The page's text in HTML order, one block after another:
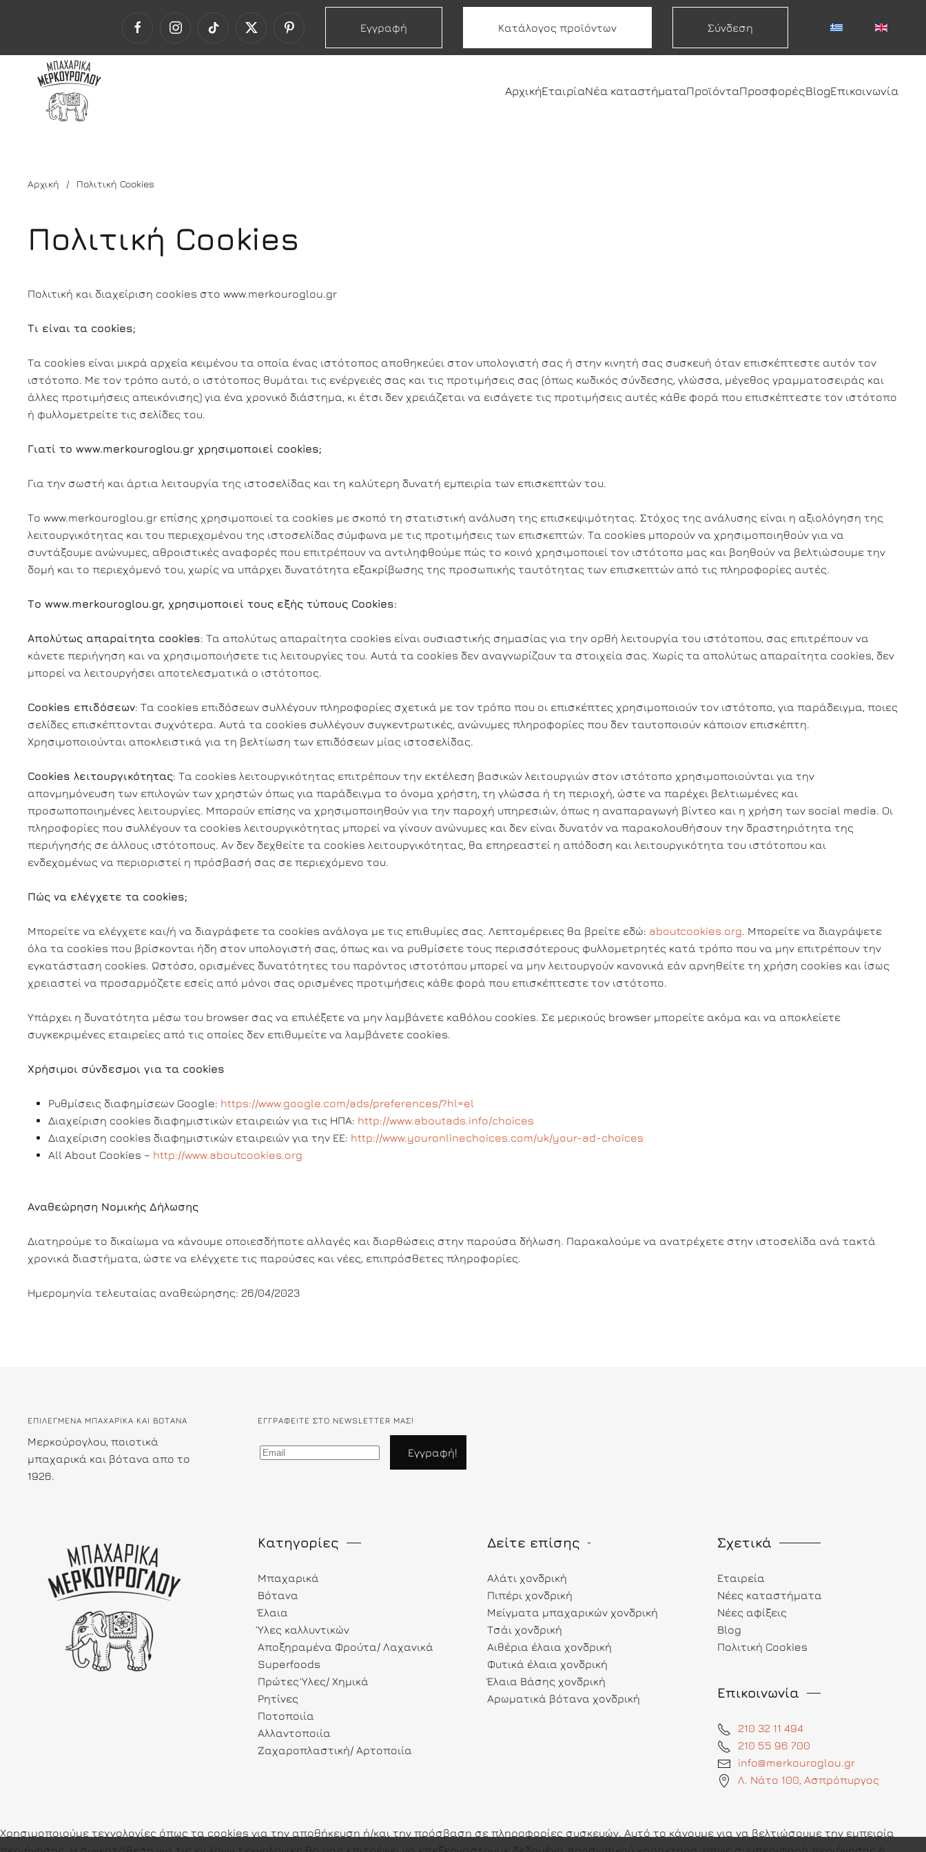
Εγγραφή Κατάλογος προϊόντων Σύνδεση
ΑρχικήΕταιρίαΝέα καταστήματαΠροϊόνταΠροσφορέςBlogΕπικοινωνία
Αρχική Πολιτική Cookies
Πολιτική Cookies
Πολιτική και διαχείριση cookies στο www.merkouroglou.gr
Τι είναι τα cookies;
Τα cookies είναι μικρά αρχεία κειμένου τα οποία ένας ιστότοπος αποθηκεύει στον υπολογιστή σας ή στην κινητή σας συσκευή όταν επισκέπτεστε αυτόν τον
ιστότοπο. Με τον τρόπο αυτό, ο ιστότοπος θυμάται τις ενέργειές σας και τις προτιμήσεις σας (όπως κωδικός σύνδεσης, γλώσσα, μέγεθος γραμματοσειράς και
άλλες προτιμήσεις απεικόνισης) για ένα χρονικό διάστημα, κι έτσι δεν χρειάζεται να εισάγετε τις προτιμήσεις αυτές κάθε φορά που επισκέπτεστε τον ιστότοπο
ή φυλλομετρείτε τις σελίδες του.
Γιατί το www.merkouroglou.gr χρησιμοποιεί cookies;
Για την σωστή και άρτια λειτουργία της ιστοσελίδας και τη καλύτερη δυνατή εμπειρία των επισκεπτών του.
Το www.merkouroglou.gr επίσης χρησιμοποιεί τα cookies με σκοπό τη στατιστική ανάλυση της επισκεψιμότητας. Στόχος της ανάλυσης είναι η αξιολόγηση της
λειτουργικότητας και του περιεχομένου της ιστοσελίδας σύμφωνα με τις προτιμήσεις των επισκεπτών. Τα cookies μπορούν να χρησιμοποιηθούν για να
συντάξουμε ανώνυμες, αθροιστικές αναφορές που επιτρέπουν να αντιληφθούμε πώς το κοινό χρησιμοποιεί τον ιστότοπο μας και βοηθούν να βελτιώσουμε την
δομή και το περιεχόμενό του, χωρίς να υπάρχει δυνατότητα εξακρίβωσης της προσωπικής ταυτότητας των επισκεπτών από τις πληροφορίες αυτές.
Το www.merkouroglou.gr, χρησιμοποιεί τους εξής τύπους Cookies:
Απολύτως απαραίτητα cookies: Τα απολύτως απαραίτητα cookies είναι ουσιαστικής σημασίας για την ορθή λειτουργία του ιστότοπου, σας επιτρέπουν να
κάνετε περιήγηση και να χρησιμοποιήσετε τις λειτουργίες του. Αυτά τα cookies δεν αναγνωρίζουν τα στοιχεία σας. Χωρίς τα απολύτως απαραίτητα cookies, δεν
μπορεί να λειτουργήσει αποτελεσματικά ο ιστότοπος.
Cookies επιδόσεων: Τα cookies επιδόσεων συλλέγουν πληροφορίες σχετικά με τον τρόπο που οι επισκέπτες χρησιμοποιούν τον ιστότοπο, για παράδειγμα, ποιες
σελίδες επισκέπτονται συχνότερα. Αυτά τα cookies συλλέγουν συγκεντρωτικές, ανώνυμες πληροφορίες που δεν ταυτοποιούν κάποιον επισκέπτη.
Χρησιμοποιούνται αποκλειστικά για τη βελτίωση των επιδόσεων μίας ιστοσελίδας.
Cookies λειτουργικότητας: Τα cookies λειτουργικότητας επιτρέπουν την εκτέλεση βασικών λειτουργιών στον ιστότοπο χρησιμοποιούνται για την
απονμημόνευση των επιλογών των χρηστών όπως για παράδειγμα το όνομα χρήστη, τη γλώσσα ή τη περιοχή, ώστε να παρέχει βελτιωμένες και
προσωποποιημένες λειτουργίες. Μπορούν επίσης να χρησιμοποιηθούν για την παροχή υπηρεσιών, όπως η αναπαραγωγή βίντεο και η χρήση των social media. Οι
πληροφορίες που συλλέγουν τα cookies λειτουργικότητας μπορεί να γίνουν ανώνυμες και δεν είναι δυνατόν να παρακολουθήσουν την δραστηριότητα της
περιήγησής σε άλλους ιστότοπους. Αν δεν δεχθείτε τα cookies λειτουργικότητας, θα επηρεαστεί η απόδοση και λειτουργικότητα του ιστότοπου και
ενδεχομένως να περιοριστεί η πρόσβασή σας σε περιεχόμενο του.
Πώς να ελέγχετε τα cookies;
Μπορείτε να ελέγχετε και/ή να διαγράφετε τα cookies ανάλογα με τις επιθυμίες σας. Λεπτομέρειες θα βρείτε εδώ: aboutcookies.org. Μπορείτε να διαγράψετε
όλα τα cookies που βρίσκονται ήδη στον υπολογιστή σας, όπως και να ρυθμίσετε τους περισσότερους φυλλομετρητές κατά τρόπο που να μην επιτρέπουν την
εγκατάσταση cookies. Ωστόσο, ορισμένες δυνατότητες του παρόντος ιστοτόπου μπορεί να μην λειτουργούν κανονικά εάν αρνηθείτε τη χρήση cookies και ίσως
χρειαστεί να προσαρμόζετε εσείς από μόνοι σας ορισμένες προτιμήσεις κάθε φορά που επισκέπτεστε τον ιστότοπο.
Υπάρχει η δυνατότητα μέσω του browser σας να επιλέξετε να μην λαμβάνετε καθόλου cookies. Σε μερικούς browser μπορείτε ακόμα και να αποκλείετε
συγκεκριμένες εταιρείες από τις οποίες δεν επιθυμείτε να λαμβάνετε cookies.
Χρήσιμοι σύνδεσμοι για τα cookies
Ρυθμίσεις διαφημίσεων Google: https://www.google.com/ads/preferences/?hl=el
Διαχείριση cookies διαφημιστικών εταιρειών για τις ΗΠΑ: http://www.aboutads.info/choices
Διαχείριση cookies διαφημιστικών εταιρειών για την ΕΕ: http://www.youronlinechoices.com/uk/your-ad-choices
All About Cookies – http://www.aboutcookies.org
Αναθεώρηση Νομικής Δήλωσης
Διατηρούμε το δικαίωμα να κάνουμε οποιεσδήποτε αλλαγές και διορθώσεις στην παρούσα δήλωση. Παρακαλούμε να ανατρέχετε στην ιστοσελίδα ανά τακτά
χρονικά διαστήματα, ώστε να ελέγχετε τις παρούσες και νέες, επιπρόσθετες πληροφορίες.
Ημερομηνία τελευταίας αναθεώρησης: 26/04/2023
ΕΠΙΛΕΓΜΕΝΑ ΜΠΑΧΑΡΙΚΑ ΚΑΙ ΒΟΤΑΝΑ
Μερκούρογλου, ποιοτικά
μπαχαρικά και βότανα απο το
1926.
ΕΓΓΡΑΦΕΊΤΕ ΣΤΟ NEWSLETTER ΜΑΣ!
Κατηγορίες
Μπαχαρικά
Βότανα
Έλαια
Ύλες καλλυντικών
Αποξηραμένα Φρούτα/ Λαχανικά
Superfoods
Πρώτες Ύλες/ Χημικά
Ρητίνες
Ποτοποιία
Αλλαντοποιία
Ζαχαροπλαστική/ Αρτοποιία
Δείτε επίσης
Αλάτι χονδρική
Πιπέρι χονδρική
Μείγματα μπαχαρικών χονδρική
Τσάι χονδρική
Αιθέρια έλαια χονδρική
Φυτικά έλαια χονδρική
Έλαια Βάσης χονδρική
Αρωματικά βότανα χονδρική
Σχετικά
Εταιρεία
Νέες καταστήματα
Νέες αφίξεις
Blog
Πολιτική Cookies
Επικοινωνία
210 32 11 494
210 55 96 700
info@merkouroglou.gr
Λ. Νάτο 100, Ασπρόπυργος
Χρησιμοποιούμε τεχνολογίες όπως τα cookies για την αποθήκευση ή/και την πρόσβαση σε πληροφορίες συσκευών. Αυτό το κάνουμε για να βελτιώσουμε την εμπειρία